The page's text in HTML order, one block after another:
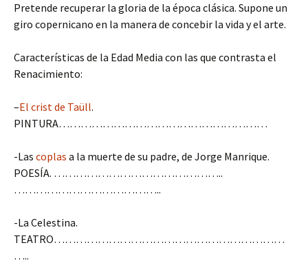
Pretende recuperar la gloria de la época clásica. Supone un
giro copernicano en la manera de concebir la vida y el arte.
Características de la Edad Media con las que contrasta el
Renacimiento:
–El crist de Taüll.
PINTURA…………………………………………………
-Las coplas a la muerte de su padre, de Jorge Manrique.
POESÍA. ………………………………………..
…………………………………..
-La Celestina.
TEATRO………………………………………………………
…..